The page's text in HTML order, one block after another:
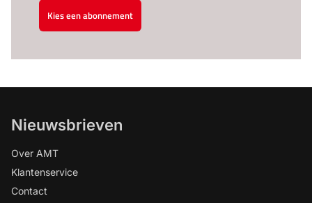
Kies een abonnement
Nieuwsbrieven
Over AMT
Klantenservice
Contact